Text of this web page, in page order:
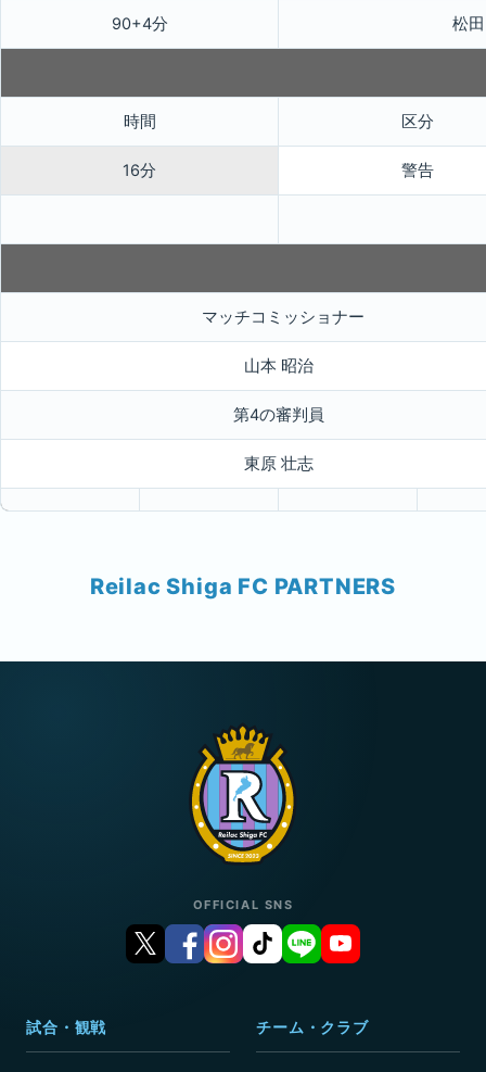
90+4分 松
時間 区分
16分 警告
マッチコミッショナー
山本 昭治
第4の審判員
東原 壮志
Reilac Shiga FC PARTNERS
OFFICIAL SNS
試合・観戦 チーム・クラブ